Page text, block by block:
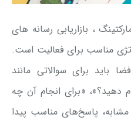
، بازاریابی رسانه های
مناسب برای فعالیت است.
باید برای سوالاتی مانند
دهید؟»، «برای انجام آن چه
پاسخ‌های مناسب پیدا